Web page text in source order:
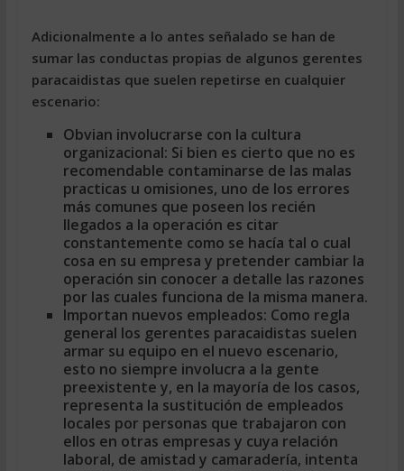
Adicionalmente a lo antes señalado se han de
sumar las conductas propias de algunos gerentes
paracaidistas que suelen repetirse en cualquier
escenario:
Obvian involucrarse con la cultura
organizacional: Si bien es cierto que no es
recomendable contaminarse de las malas
practicas u omisiones, uno de los errores
más comunes que poseen los recién
llegados a la operación es citar
constantemente como se hacía tal o cual
cosa en su empresa y pretender cambiar la
operación sin conocer a detalle las razones
por las cuales funciona de la misma manera.
Importan nuevos empleados: Como regla
general los gerentes paracaidistas suelen
armar su equipo en el nuevo escenario,
esto no siempre involucra a la gente
preexistente y, en la mayoría de los casos,
representa la sustitución de empleados
locales por personas que trabajaron con
ellos en otras empresas y cuya relación
laboral, de amistad y camaradería, intenta